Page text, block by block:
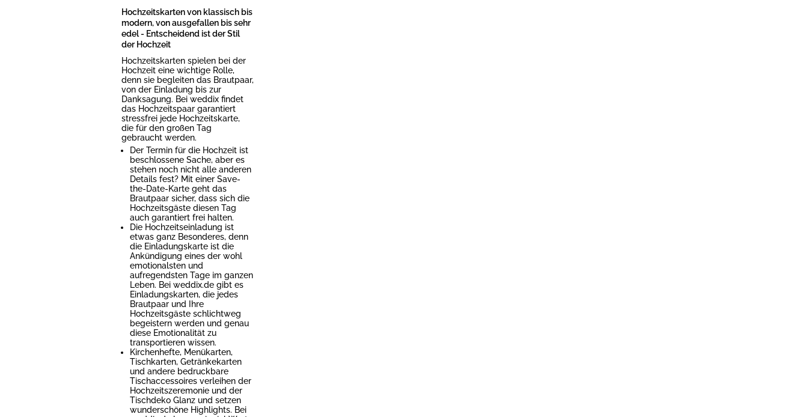
Hochzeitskarten von klassisch bis
modern, von ausgefallen bis sehr
edel - Entscheidend ist der Stil
der Hochzeit
Hochzeitskarten spielen bei der
Hochzeit eine wichtige Rolle,
denn sie begleiten das Brautpaar,
von der Einladung bis zur
Danksagung. Bei weddix findet
das Hochzeitspaar garantiert
stressfrei jede Hochzeitskarte,
die für den großen Tag
gebraucht werden.
Der Termin für die Hochzeit ist
beschlossene Sache, aber es
stehen noch nicht alle anderen
Details fest? Mit einer Save-
the-Date-Karte geht das
Brautpaar sicher, dass sich die
Hochzeitsgäste diesen Tag
auch garantiert frei halten.
Die Hochzeitseinladung ist
etwas ganz Besonderes, denn
die Einladungskarte ist die
Ankündigung eines der wohl
emotionalsten und
aufregendsten Tage im ganzen
Leben. Bei weddix.de gibt es
Einladungskarten, die jedes
Brautpaar und Ihre
Hochzeitsgäste schlichtweg
begeistern werden und genau
diese Emotionalität zu
transportieren wissen.
Kirchenhefte, Menükarten,
Tischkarten, Getränkekarten
und andere bedruckbare
Tischaccessoires verleihen der
Hochzeitszeremonie und der
Tischdeko Glanz und setzen
wunderschöne Highlights. Bei